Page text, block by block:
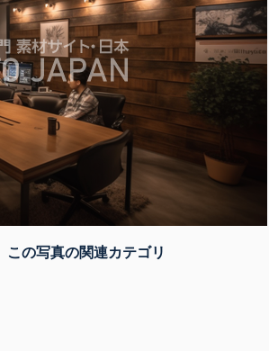
この写真の関連カテゴリ